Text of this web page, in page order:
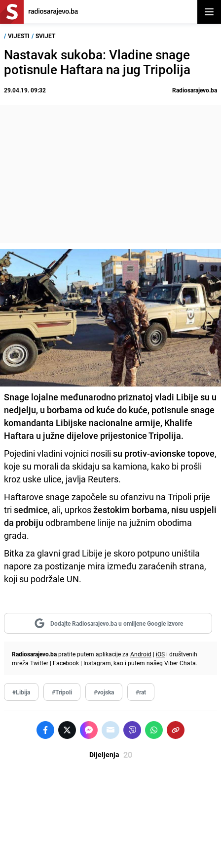
/ VIJESTI / SVIJET
Nastavak sukoba: Vladine snage
potisnule Haftara na jug Tripolija
29.04.19. 09:32 Radiosarajevo.ba
Snage lojalne međunarodno priznatoj vladi Libije su u
nedjelju, u borbama od kuće do kuće, potisnule snage
komandanta Libijske nacionalne armije, Khalife
Haftara u južne dijelove prijestonice Tripolija.
Pojedini vladini vojnici nosili su protiv-avionske topove,
koje su morali da skidaju sa kamiona, kako bi prošli
kroz uske ulice, javlja Reuters.
Haftarove snage započele su ofanzivu na Tripoli prije
tri sedmice, ali, uprkosžestokim borbama, nisu uspjeli
da probiju odbrambene linije na južnim obodima
grada.
Bitka za glavni grad Libije je skoro potpuno uništila
napore za postizanje mira između zaraćenih strana,
koji su podržale UN.
Dodajte Radiosarajevo.ba u omiljene Google izvore
Radiosarajevo.bapratite putem aplikacije za Android | iOS i društvenih
mreža Twitter | Facebook | Instagram, kao i putem našeg ViberChata.
#Libija #Tripoli #vojska #rat
Dijeljenja 20